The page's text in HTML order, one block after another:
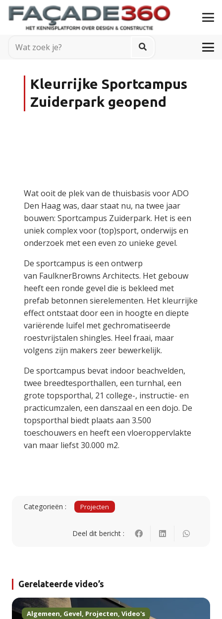
Kleurrijke Sportcampus
Zuiderpark geopend
Wat ooit de plek van de thuisbasis voor ADO
Den Haag was, daar staat nu, na twee jaar
bouwen: Sportcampus Zuiderpark. Het is een
uniek complex voor (top)sport, onderwijs en
onderzoek met een even zo unieke gevel.
De sportcampus is een ontwerp
van FaulknerBrowns Architects. Het gebouw
heeft een ronde gevel die is bekleed met
prefab betonnen sierelementen. Het kleurrijke
effect ontstaat door een in hoogte en diepte
variërende luifel met gechromatiseerde
roestvrijstalen shingles. Heel fraai, maar
volgens zijn makers zeer bewerkelijk.
De sportcampus bevat indoor beachvelden,
twee breedtesporthallen, een turnhal, een
grote topsporthal, 21 college-, instructie- en
practicumzalen, een danszaal en een dojo. De
topsporthal biedt plaats aan 3.500
toeschouwers en heeft een vloeroppervlakte
van maar liefst 30.000 m2.
Categorieën : Projecten
Deel dit bericht :
Gerelateerde video’s
Algemeen, Gevel, Projecten, Video's